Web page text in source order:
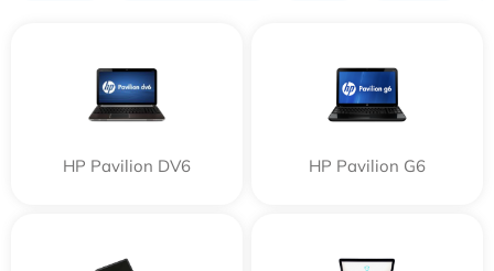
HP Pavilion DV6 HP Pavilion G6